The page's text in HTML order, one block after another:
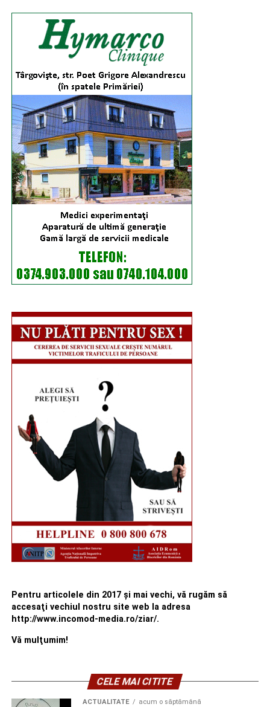
Pentru articolele din 2017 şi mai vechi, vă rugăm să
accesaţi vechiul nostru site web la adresa
http://www.incomod-media.ro/ziar/.
Vă mulţumim!
CELE MAI CITITE
ACTUALITATE acum o săptămână